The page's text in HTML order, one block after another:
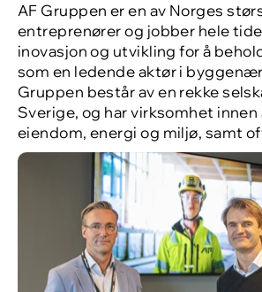
AF Gruppen er en av Norges
entreprenører og jobber hele
inovasjon og utvikling for å
som en ledende aktør i
Gruppen består av en rekke
Sverige, og har virksomhet
eiendom, energi og miljø, samt